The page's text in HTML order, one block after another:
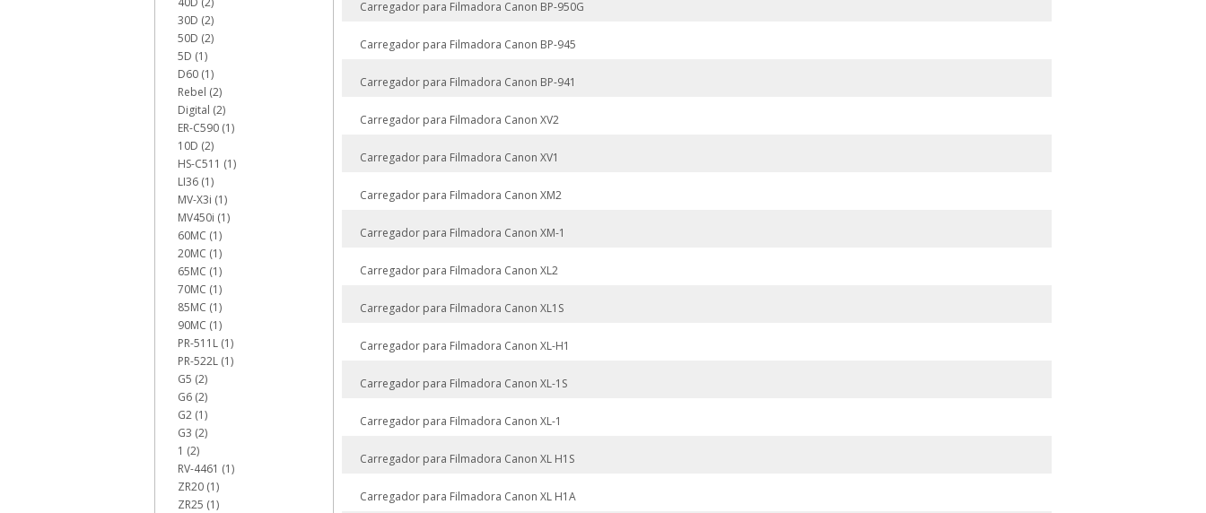
30D (2)
50D (2)
5D (1)
D60 (1)
Rebel (2)
Digital (2)
ER-C590 (1)
10D (2)
HS-C511 (1)
LI36 (1)
MV-X3i (1)
MV450i (1)
60MC (1)
20MC (1)
65MC (1)
70MC (1)
85MC (1)
90MC (1)
PR-511L (1)
PR-522L (1)
G5 (2)
G6 (2)
G2 (1)
G3 (2)
1 (2)
RV-4461 (1)
ZR20 (1)
ZR25 (1)
Carregador para Filmadora Canon BP-950G
Carregador para Filmadora Canon BP-945
Carregador para Filmadora Canon BP-941
Carregador para Filmadora Canon XV2
Carregador para Filmadora Canon XV1
Carregador para Filmadora Canon XM2
Carregador para Filmadora Canon XM-1
Carregador para Filmadora Canon XL2
Carregador para Filmadora Canon XL1S
Carregador para Filmadora Canon XL-H1
Carregador para Filmadora Canon XL-1S
Carregador para Filmadora Canon XL-1
Carregador para Filmadora Canon XL H1S
Carregador para Filmadora Canon XL H1A